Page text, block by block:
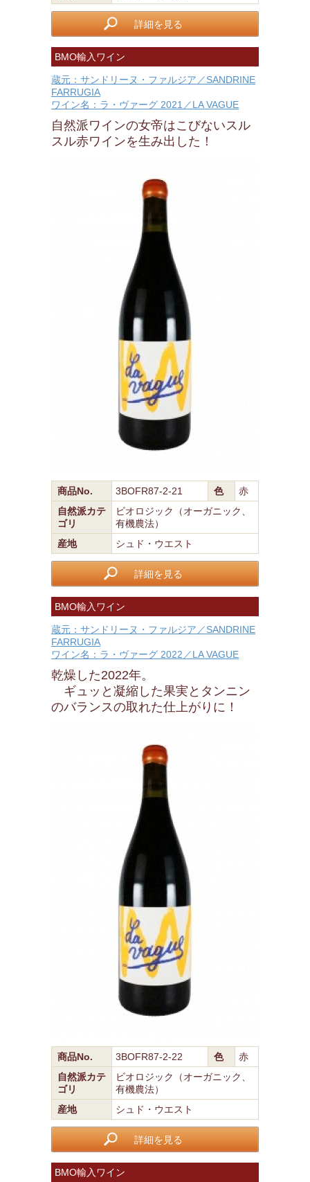
詳細を見る
BMO輸入ワイン
蔵元：サンドリーヌ・ファルジア／SANDRINE
FARRUGIA
ワイン名：ラ・ヴァーグ 2021／LA VAGUE
自然派ワインの女帝はこびないスル
スル赤ワインを生み出した！
商品No. 3BOFR87-2-21 色
赤
自然派カテ
ゴリ
ビオロジック（オーガニック、
有機農法）
産地
シュド・ウエスト
詳細を見る
BMO輸入ワイン
蔵元：サンドリーヌ・ファルジア／SANDRINE
FARRUGIA
ワイン名：ラ・ヴァーグ 2022／LA VAGUE
乾燥した2022年。
ギュッと凝縮した果実とタンニン
のバランスの取れた仕上がりに！
商品No. 3BOFR87-2-22 色
赤
自然派カテ
ゴリ
ビオロジック（オーガニック、
有機農法）
産地
シュド・ウエスト
詳細を見る
BMO輸入ワイン